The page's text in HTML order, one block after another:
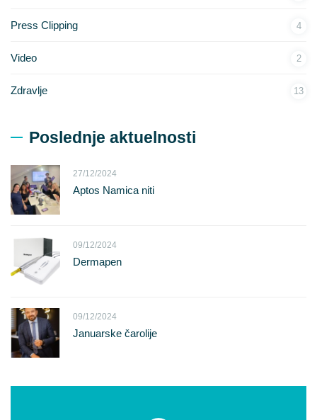
Press Clipping 4
Video 2
Zdravlje 13
Poslednje aktuelnosti
27/12/2024
Aptos Namica niti
09/12/2024
Dermapen
09/12/2024
Januarske čarolije